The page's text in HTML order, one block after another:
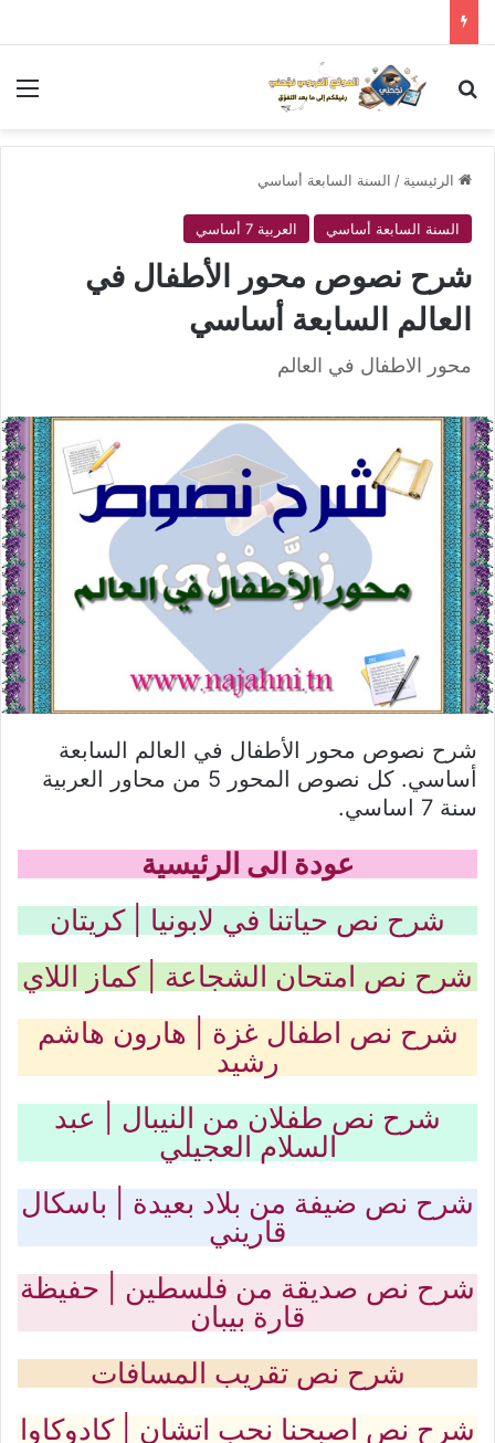
بحث عن
الرئيسية / السنة السابعة أساسي
السنة السابعة أساسي العربية 7 أساسي
شرح نصوص محور الأطفال في
العالم السابعة أساسي
محور الاطفال في العالم
شرح نصوص محور الأطفال في العالم السابعة
أساسي. كل نصوص المحور 5 من محاور العربية
سنة 7 اساسي.
عودة الى الرئيسية
شرح نص حياتنا في لابونيا | كريتان
شرح نص امتحان الشجاعة | كماز اللاي
شرح نص اطفال غزة | هارون هاشم
رشيد
شرح نص طفلان من النيبال | عبد
السلام العجيلي
شرح نص ضيفة من بلاد بعيدة | باسكال
قاريني
شرح نص صديقة من فلسطين | حفيظة
قارة بيبان
شرح نص تقريب المسافات
شرح نص اصبحنا نحب اتشان | كادوكاوا